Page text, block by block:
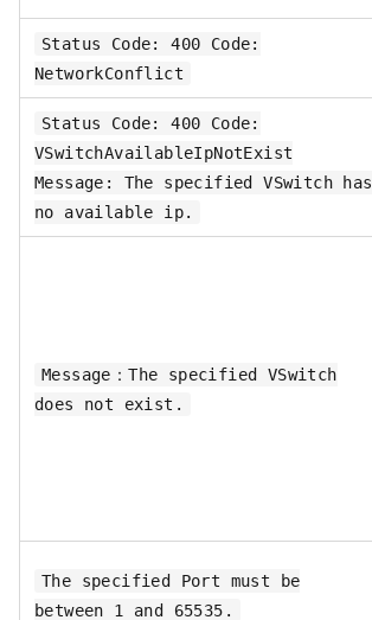
Status Code: 400 Code:
NetworkConflict
Status Code: 400 Code:
VSwitchAvailableIpNotExist
Message: The specified VSwitch has
no available ip.
Message：The specified VSwitch
does not exist.
The specified Port must be
between 1 and 65535.